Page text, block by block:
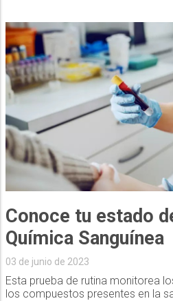
Conoce tu estado
Química Sanguínea
03 de junio de 2023
Esta prueba de rutina monitorea
los compuestos presentes en la